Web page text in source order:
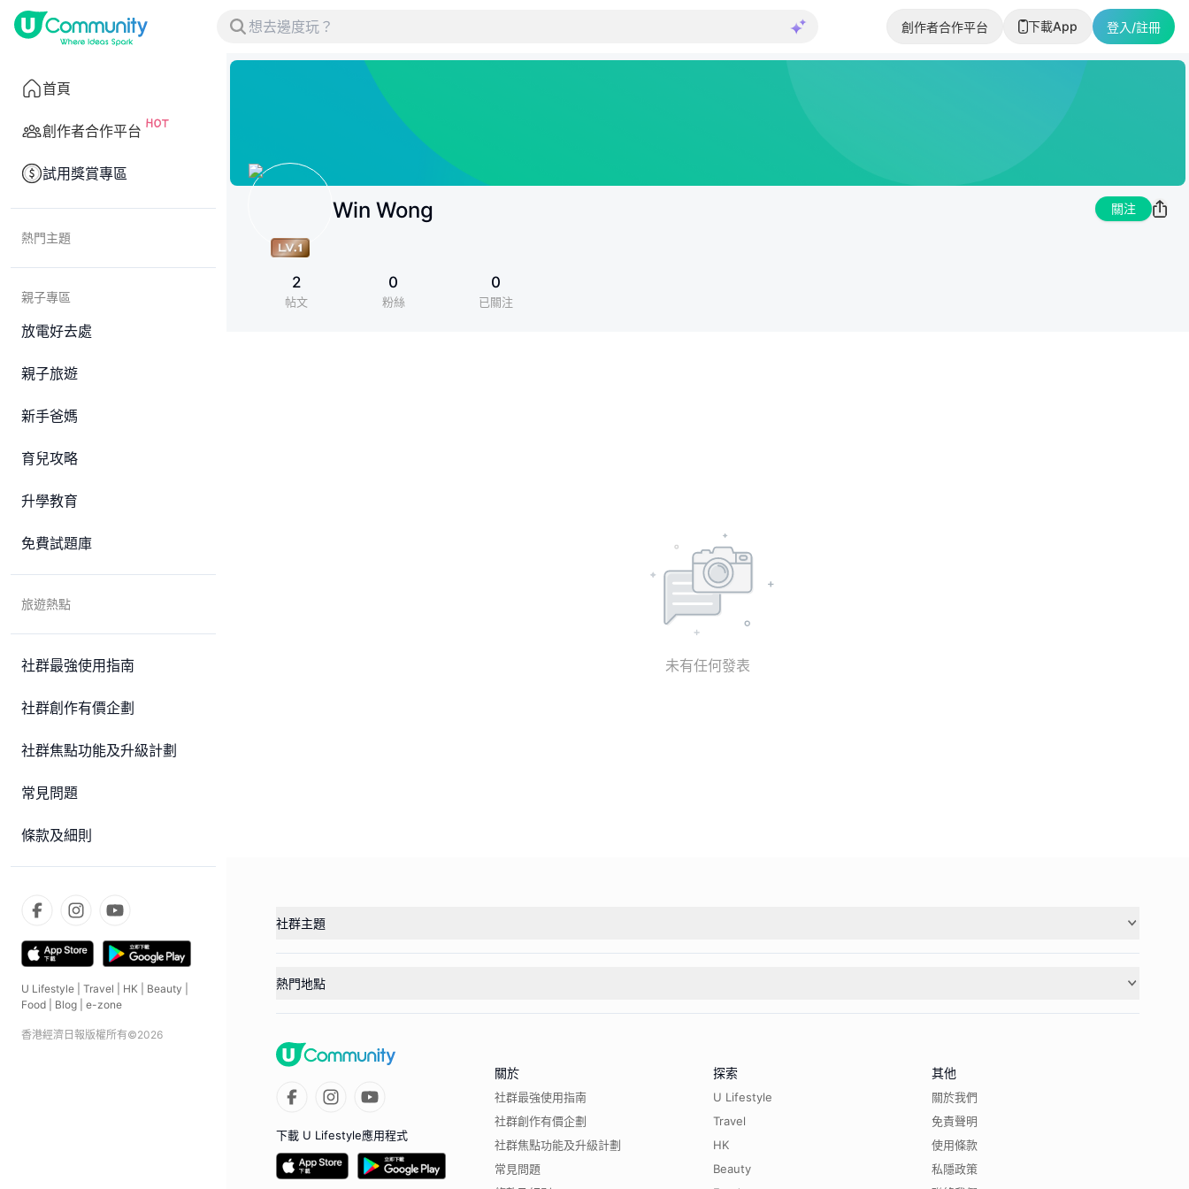
創作者合作平台 下載App 登入/註冊
首頁
創作者合作平台
試用獎賞專區
熱門主題
親子專區
放電好去處
親子旅遊
新手爸媽
育兒攻略
升學教育
免費試題庫
旅遊熱點
社群最強使用指南
社群創作有價企劃
社群焦點功能及升級計劃
常見問題
條款及細則
U Lifestyle Travel HK Beauty
Food
Blog e-zone
香港經濟日報版權所有©2026
Win Wong 關注
2
帖文
0
粉絲
0
已關注
未有任何發表
社群主題
熱門地點
下載 U Lifestyle應用程式
關於
社群最強使用指南
社群創作有價企劃
社群焦點功能及升級計劃
常見問題
探索
U Lifestyle
Travel
HK
Beauty
其他
關於我們
免責聲明
使用條款
私隱政策